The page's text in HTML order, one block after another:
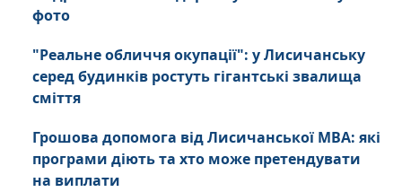
фото
"Реальне обличчя окупації": у Лисичанську
серед будинків ростуть гігантські звалища
сміття
Грошова допомога від Лисичанської МВА: які
програми діють та хто може претендувати
на виплати